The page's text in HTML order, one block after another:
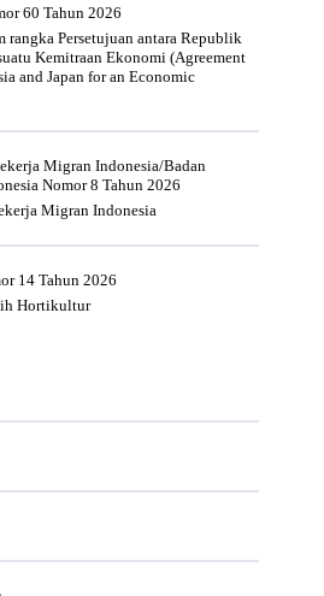
60 Tahun 2026
rangka Persetujuan antara Republik
Kemitraan Ekonomi (Agreement
and Japan for an Economic
Migran Indonesia/Badan
Nomor 8 Tahun 2026
Migran Indonesia
14 Tahun 2026
Hortikultur